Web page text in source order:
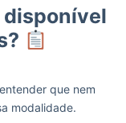
que nem
modalidade.